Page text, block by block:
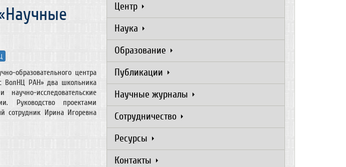
образовательного центра
ВолНЦ РАН» два школьника
научно-исследовательские
Руководство проектами
сотрудник Ирина Игоревна
Центр
Наука
Образование
Публикации
Научные журналы
Сотрудничество
Ресурсы
Контакты